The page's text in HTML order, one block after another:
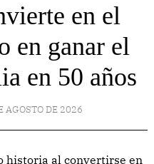
en el
en ganar el
en 50 años
AGOSTO DE 2026